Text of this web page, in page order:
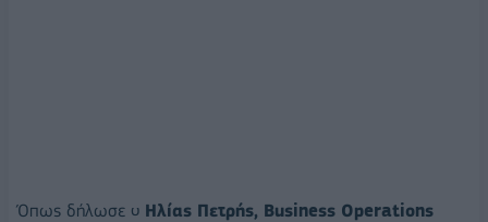
Όπως δήλωσε ο Ηλίας Πετρής, Business Operations